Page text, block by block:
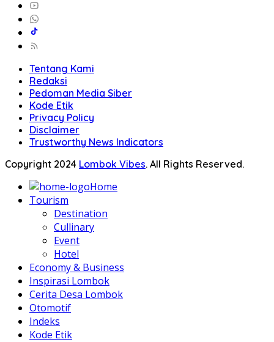
Tentang Kami
Redaksi
Pedoman Media Siber
Kode Etik
Privacy Policy
Disclaimer
Trustworthy News Indicators
Copyright 2024 Lombok Vibes. All Rights Reserved.
Home
Tourism
Destination
Cullinary
Event
Hotel
Economy & Business
Inspirasi Lombok
Cerita Desa Lombok
Otomotif
Indeks
Kode Etik